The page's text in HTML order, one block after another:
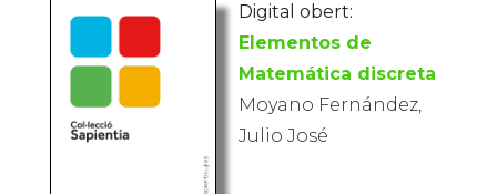
Digital obert:
Elementos de
Matemática discreta
Moyano Fernández,
Julio José